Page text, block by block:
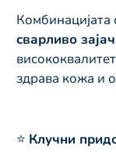
Комбинацијата
сварливо
здрава кожа и
⭐ Клучни